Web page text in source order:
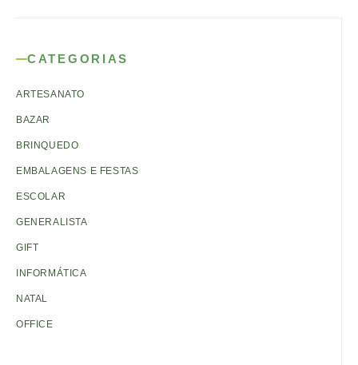
CATEGORIAS
ARTESANATO
BAZAR
BRINQUEDO
EMBALAGENS E FESTAS
ESCOLAR
GENERALISTA
GIFT
INFORMÁTICA
NATAL
OFFICE